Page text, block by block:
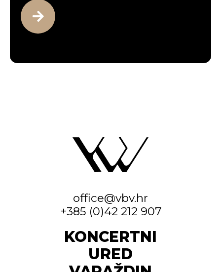
office@vbv.hr
+385 (0)42 212 907
KONCERTNI
URED